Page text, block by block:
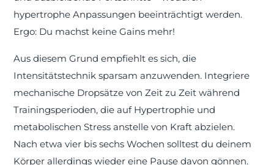
hypertrophe Anpassungen beeinträchtigt werden.
Ergo: Du machst keine Gains mehr!
Aus diesem Grund empfiehlt es sich, die
Intensitätstechnik sparsam anzuwenden. Integriere
mechanische Dropsätze von Zeit zu Zeit während
Trainingsperioden, die auf Hypertrophie und
metabolischen Stress anstelle von Kraft abzielen.
Nach etwa vier bis sechs Wochen solltest du deinem
Körper allerdings wieder eine Pause davon gönnen.